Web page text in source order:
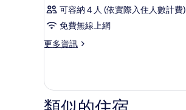
可容納 4 人 (依實際入住人數計費)
免費無線上網
更多資訊
更
的
詳